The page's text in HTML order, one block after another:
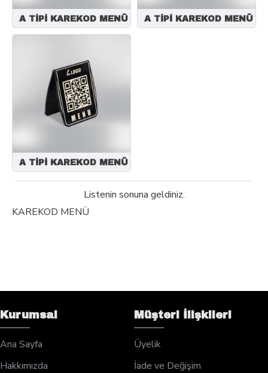
A TİPİ KAREKOD MENÜ A TİPİ KAREKOD MENÜ
A TİPİ KAREKOD MENÜ
Listenin sonuna geldiniz.
KAREKOD MENÜ
Kurumsal
Ana Sayfa
Hakkımızda
Müşteri İlişkileri
Üyelik
İade ve Değişim